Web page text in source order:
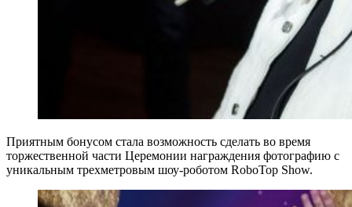
Приятным бонусом стала возможность сделать во время
торжественной части Церемонии награждения фотографию с
уникальным трехметровым шоу-роботом RoboTop Show.